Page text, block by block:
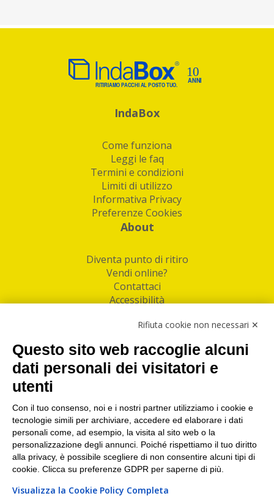
IndaBox
Come funziona
Leggi le faq
Termini e condizioni
Limiti di utilizzo
Informativa Privacy
Preferenze Cookies
About
Diventa punto di ritiro
Vendi online?
Contattaci
Accessibilità
Facebook
Linkedin
I nostri punti di ritiro e spedizione pacchi nelle
maggiori città italiane
Torino|Milano|Roma|Bologna|Firenze| Genova
Napoli|Varese
Rifiuta cookie non necessari ✕
Questo sito web raccoglie alcuni
dati personali dei visitatori e
utenti
Con il tuo consenso, noi e i nostri partner utilizziamo i cookie e
tecnologie simili per archiviare, accedere ed elaborare i dati
personali come, ad esempio, la visita al sito web o la
personalizzazione degli annunci. Poiché rispettiamo il tuo diritto
alla privacy, è possibile scegliere di non consentire alcuni tipi di
cookie. Clicca su preferenze GDPR per saperne di più.
Visualizza la Cookie Policy Completa